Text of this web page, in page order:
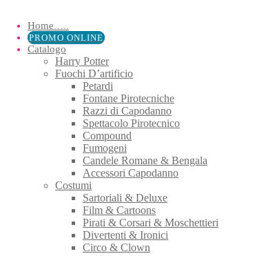
Home…..
PROMO ONLINE
Catalogo
Harry Potter
Fuochi D’artificio
Petardi
Fontane Pirotecniche
Razzi di Capodanno
Spettacolo Pirotecnico
Compound
Fumogeni
Candele Romane & Bengala
Accessori Capodanno
Costumi
Sartoriali & Deluxe
Film & Cartoons
Pirati & Corsari & Moschettieri
Divertenti & Ironici
Circo & Clown